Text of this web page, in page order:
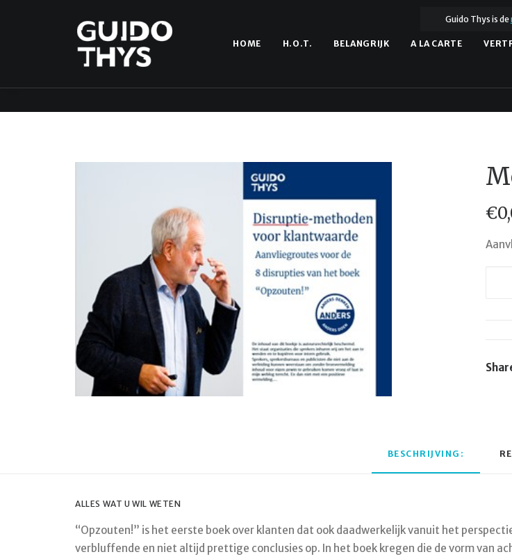
Guido Thys is de
HOME H.O.T. BELANGRIJK A LA CARTE
€
BESCHRIJVING:
ALLES WAT U WIL WETEN
“Opzouten!” is het eerste boek over klanten dat ook daadwerkelijk vanuit het
verbluffende en niet altijd prettige conclusies op. In het boek kregen die de vorm van